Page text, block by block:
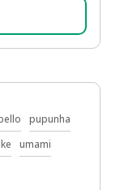
pupunha
umami